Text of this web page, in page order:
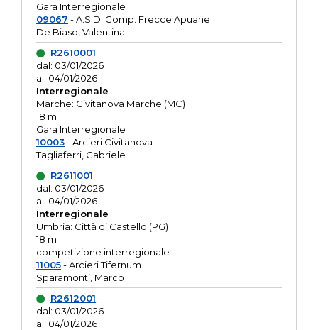
Gara Interregionale
09067 - A.S.D. Comp. Frecce Apuane
De Biaso, Valentina
R2610001
dal: 03/01/2026
al: 04/01/2026
Interregionale
Marche: Civitanova Marche (MC)
18 m
Gara Interregionale
10003- Arcieri Civitanova
Tagliaferri, Gabriele
R2611001
dal: 03/01/2026
al: 04/01/2026
Interregionale
Umbria: Città di Castello (PG)
18 m
competizione interregionale
11005- Arcieri Tifernum
Sparamonti, Marco
R2612001
dal: 03/01/2026
al: 04/01/2026